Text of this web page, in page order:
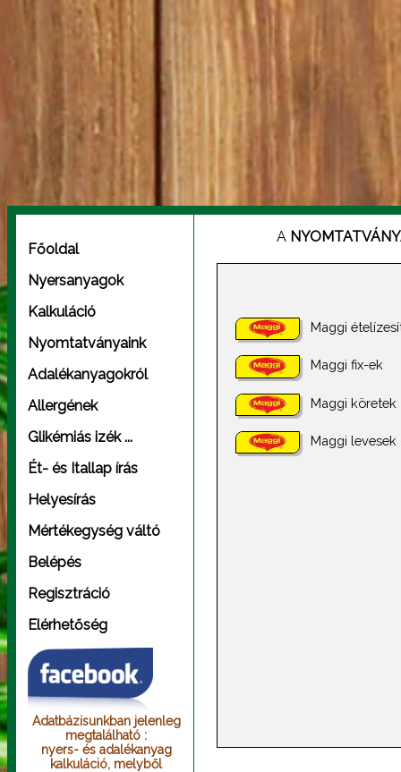
Főoldal
Nyersanyagok
Kalkuláció
Nyomtatványaink
Adalékanyagokról
Allergének
Glikémiás izék ...
Ét- és Itallap írás
Helyesírás
Mértékegység váltó
Belépés
Regisztráció
Elérhetőség
Adatbázisunkban jelenleg
megtalálható :
nyers- és adalékanyag
kalkuláció, melyből
A
Maggi
Maggi fix-ek
Maggi köretek
Maggi